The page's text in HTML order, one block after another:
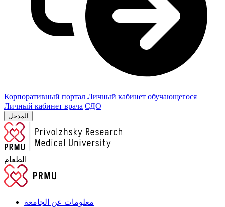
Корпоративный портал Личный кабинет обучающегося
Личный кабинет врача СДО
المدخل
الطعام
معلومات عن الجامعة